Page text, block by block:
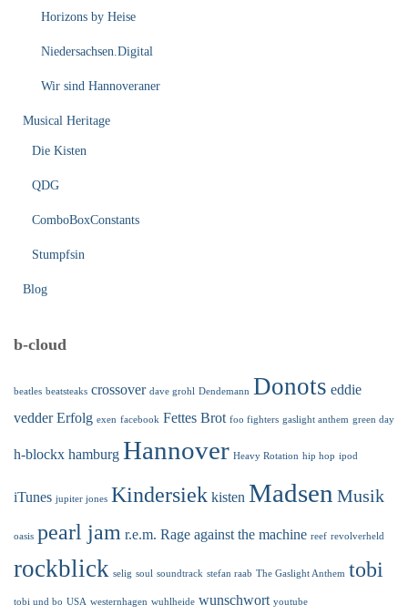
Horizons by Heise
Niedersachsen.Digital
Wir sind Hannoveraner
Musical Heritage
Die Kisten
QDG
ComboBoxConstants
Stumpfsin
Blog
b-cloud
beatles beatsteaks crossover dave grohl Dendemann Donots eddie
vedder Erfolg exen facebook Fettes Brot foo fighters gaslight anthem green day
h-blockx hamburg Hannover Heavy Rotation hip hop ipod
iTunes jupiter jones Kindersiek kisten Madsen Musik
oasis pearl jam r.e.m. Rage against the machine reef revolverheld
rockblick selig soul soundtrack stefan raab The Gaslight Anthem tobi
tobi und bo USA westernhagen wuhlheide wunschwort youtube